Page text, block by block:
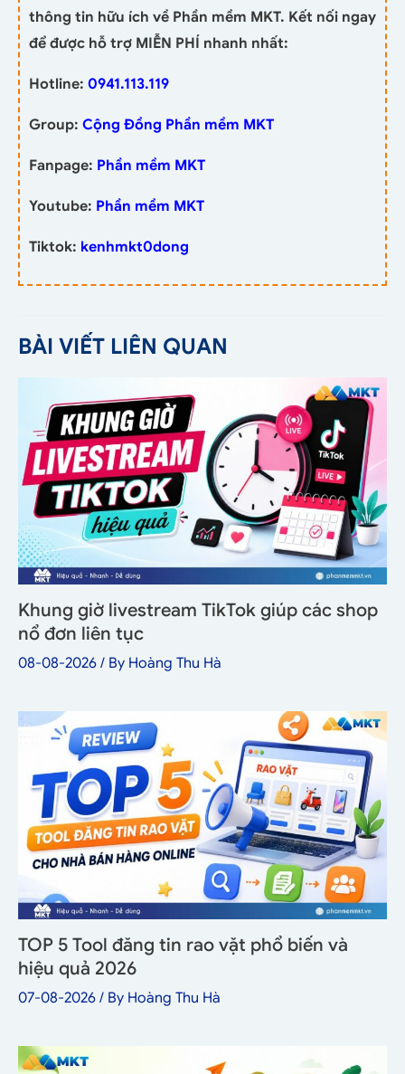
thông tin hữu ích về Phần mềm MKT. Kết nối ngay
để được hỗ trợ MIỄN PHÍ nhanh nhất:
Hotline: 0941.113.119
Group: Cộng Đồng Phần mềm MKT
Fanpage: Phần mềm MKT
Youtube: Phần mềm MKT
Tiktok: kenhmkt0dong
BÀI VIẾT LIÊN QUAN
Khung giờ livestream TikTok giúp các shop
nổ đơn liên tục
08-08-2026 / By Hoàng Thu Hà
TOP 5 Tool đăng tin rao vặt phổ biến và
hiệu quả 2026
07-08-2026 / By Hoàng Thu Hà